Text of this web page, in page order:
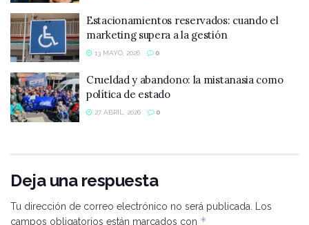
Estacionamientos reservados: cuando el
marketing supera a la gestión
13 MAYO, 2026 0
Crueldad y abandono: la mistanasia como
política de estado
27 ABRIL, 2026 0
Deja una respuesta
Tu dirección de correo electrónico no será publicada. Los
campos obligatorios están marcados con *